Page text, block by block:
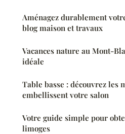
Aménagez durablement
blog maison et travaux
Vacances nature au Mont-
idéale
Table basse : découvrez les
embellissent votre salon
Votre guide simple pour
limoges